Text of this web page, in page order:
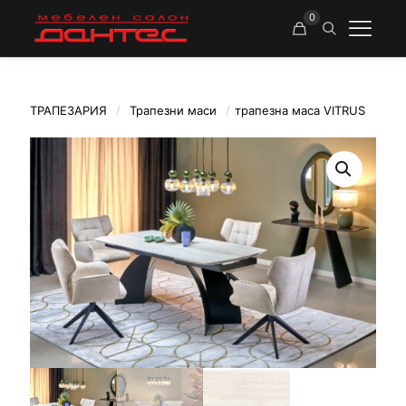
0
ТРАПЕЗАРИЯ / Трапезни маси / трапезна маса VITRUS